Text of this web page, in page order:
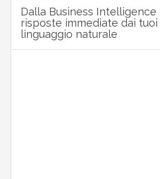
Dalla Business Intelligence
risposte immediate dai tuoi
linguaggio naturale